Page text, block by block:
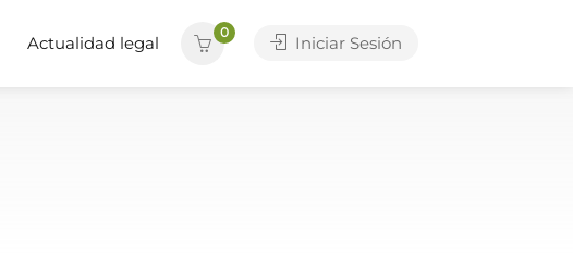
Actualidad legal
0
Iniciar Sesión